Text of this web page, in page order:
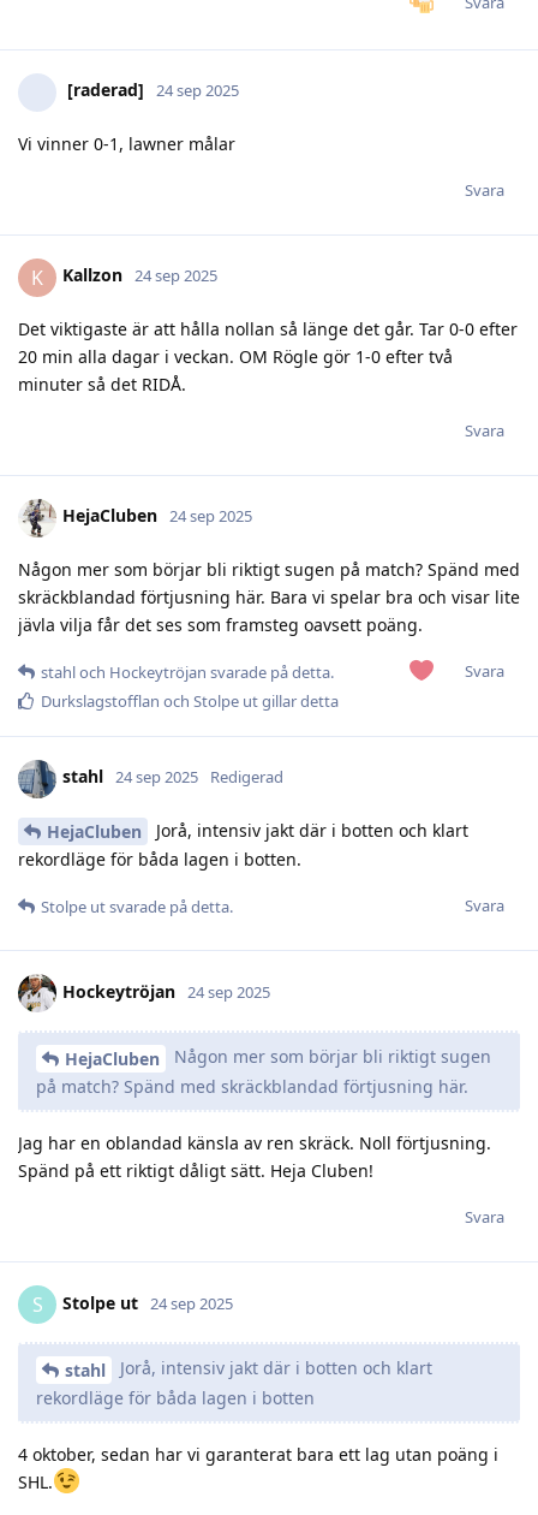
[raderad] 24 sep 2025
Vi vinner 0-1, lawner målar
Svara
K Kallzon 24 sep 2025
Det viktigaste är att hålla nollan så länge det går. Tar 0-0 efter
20 min alla dagar i veckan. OM Rögle gör 1-0 efter två
minuter så det RIDÅ.
Svara
HejaCluben 24 sep 2025
Någon mer som börjar bli riktigt sugen på match? Spänd med
skräckblandad förtjusning här. Bara vi spelar bra och visar lite
jävla vilja får det ses som framsteg oavsett poäng.
Svara
stahloch Hockeytröjan svarade på detta.
Durkslagstofflan och Stolpe utgillar detta
stahl 24 sep 2025 Redigerad
HejaCluben
Jorå, intensiv jakt där i botten och klart
rekordläge för båda lagen i botten.
Svara
Stolpe utsvarade på detta.
Hockeytröjan 24 sep 2025
HejaCluben
Någon mer som börjar bli riktigt sugen
på match? Spänd med skräckblandad förtjusning här.
Jag har en oblandad känsla av ren skräck. Noll förtjusning.
Spänd på ett riktigt dåligt sätt. Heja Cluben!
Svara
S Stolpe ut 24 sep 2025
stahl
Jorå, intensiv jakt där i botten och klart
rekordläge för båda lagen i botten
4 oktober, sedan har vi garanterat bara ett lag utan poäng i
SHL.